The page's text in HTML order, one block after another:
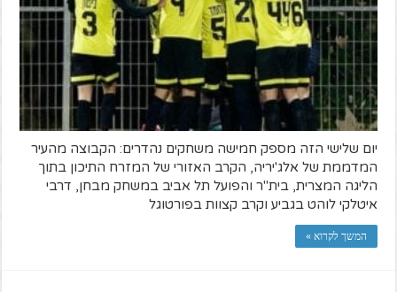
יום שלישי הזה מספק חמישה משחקים נהדרים: הקבוצה מהעיר
המדממת של אלג'יריה, הקרב האזורי של המזרח התיכון בתוך
הליגה המצרית, בית"ר והפועל תל אביב במשחק מבחן, דרבי
איטלקי לוהט בגביע וקרב קצוות בפורטוגל
המשך לקרוא »